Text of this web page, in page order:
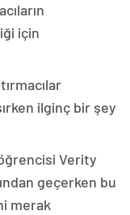
için
ilginç bir şey
Verity
geçerken bu
merak